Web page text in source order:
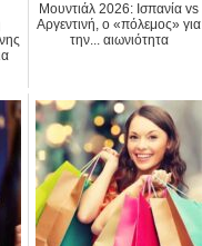
Μουντιάλ 2026: Ισπανία vs
Αργεντινή, ο «πόλεμος» για
την... αιωνιότητα